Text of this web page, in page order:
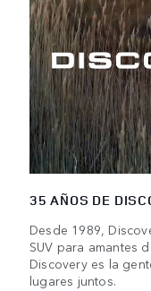
35 AÑOS DE
Desde 1989,
SUV para amantes
Discovery es la
lugares juntos.